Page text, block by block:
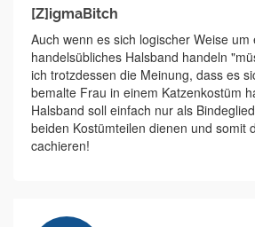
[Z]igmaBitch
Auch wenn es sich logischer Weise um
handelsübliches Halsband handeln
ich trotzdessen die Meinung, dass es
bemalte Frau in einem Katzenkostüm
Halsband soll einfach nur als
beiden Kostümteilen dienen und somit
cachieren!